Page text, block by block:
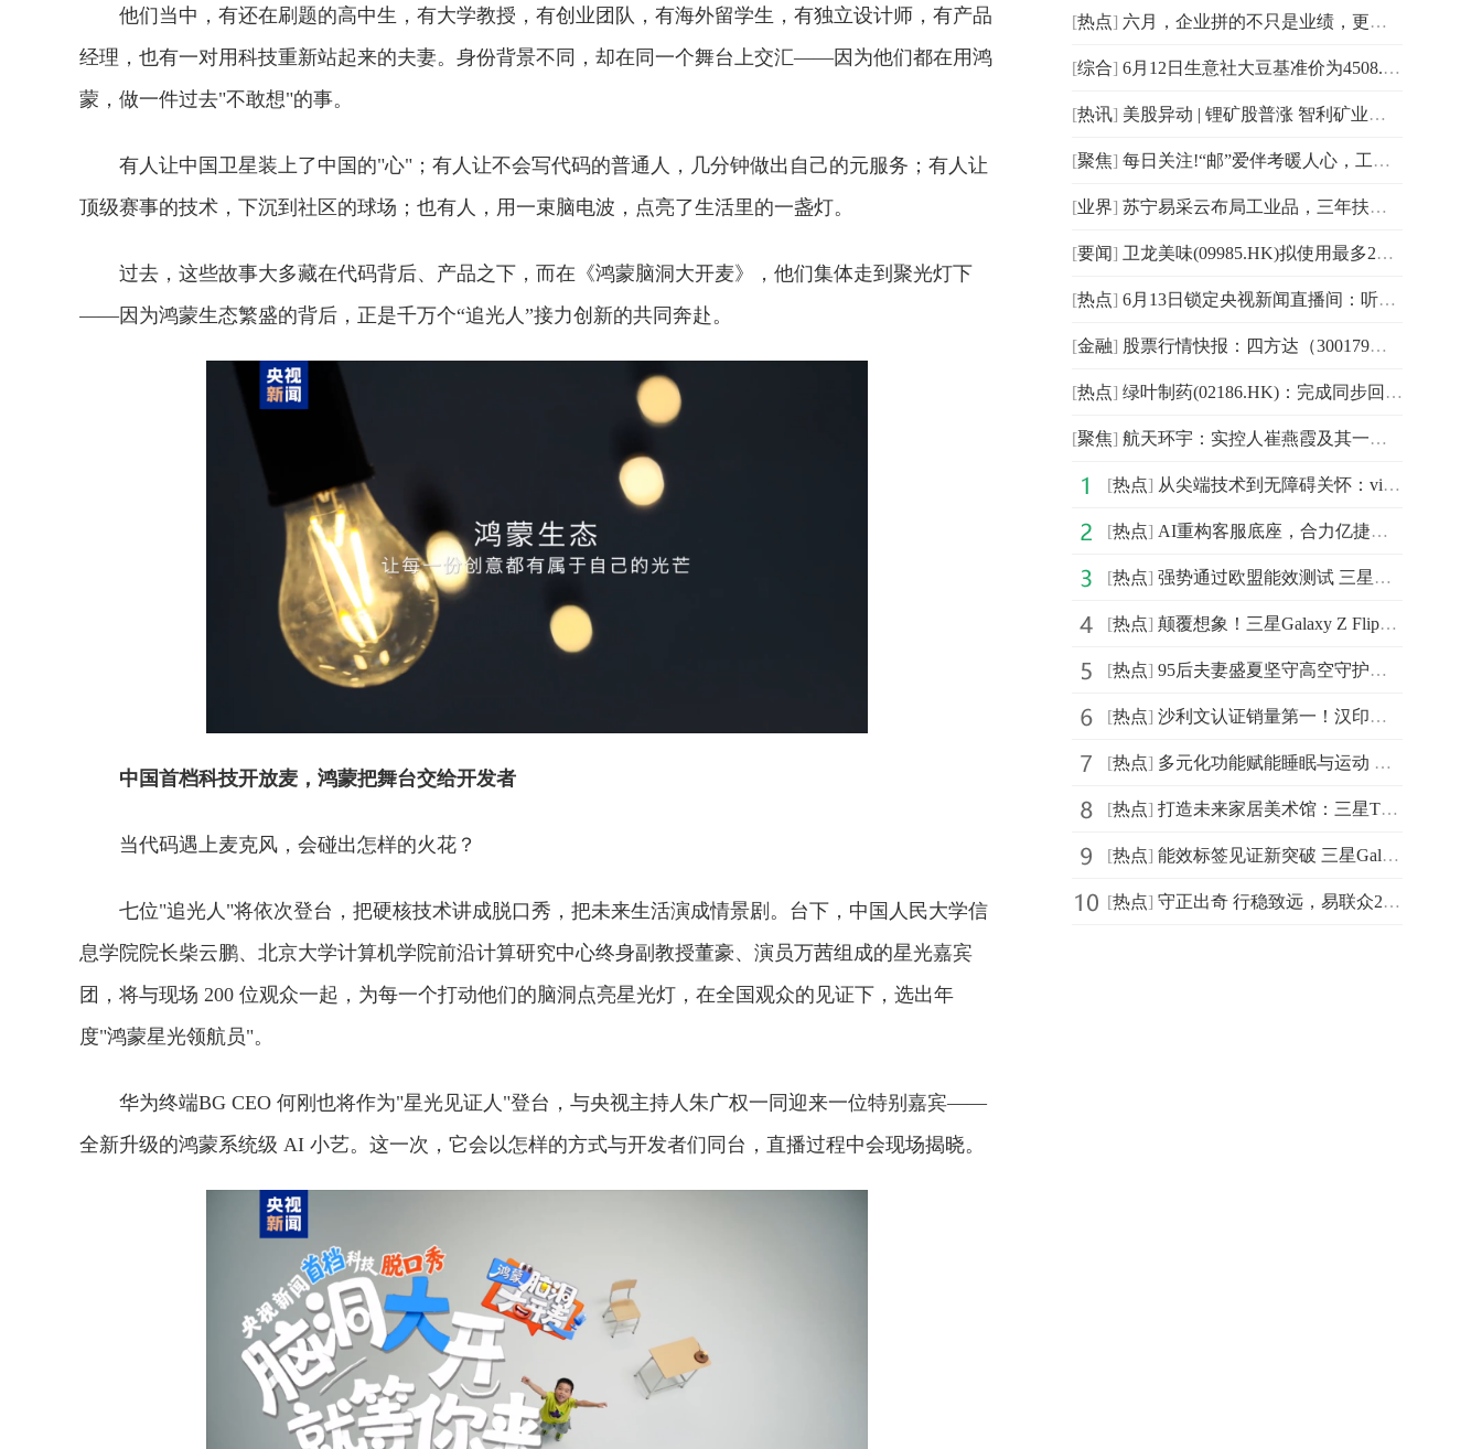
他们当中，有还在刷题的高中生，有大学教授，有创业团队，有海外留学生，有独立设计师，有产品
经理，也有一对用科技重新站起来的夫妻。身份背景不同，却在同一个舞台上交汇——因为他们都在用鸿
蒙，做一件过去"不敢想"的事。
有人让中国卫星装上了中国的"心"；有人让不会写代码的普通人，几分钟做出自己的元服务；有人让
顶级赛事的技术，下沉到社区的球场；也有人，用一束脑电波，点亮了生活里的一盏灯。
过去，这些故事大多藏在代码背后、产品之下，而在《鸿蒙脑洞大开麦》，他们集体走到聚光灯下
——因为鸿蒙生态繁盛的背后，正是千万个“追光人”接力创新的共同奔赴。
中国首档科技开放麦，鸿蒙把舞台交给开发者
当代码遇上麦克风，会碰出怎样的火花？
七位"追光人"将依次登台，把硬核技术讲成脱口秀，把未来生活演成情景剧。台下，中国人民大学信
息学院院长柴云鹏、北京大学计算机学院前沿计算研究中心终身副教授董豪、演员万茜组成的星光嘉宾
团，将与现场 200 位观众一起，为每一个打动他们的脑洞点亮星光灯，在全国观众的见证下，选出年
度"鸿蒙星光领航员"。
华为终端BG CEO 何刚也将作为"星光见证人"登台，与央视主持人朱广权一同迎来一位特别嘉宾——
全新升级的鸿蒙系统级 AI 小艺。这一次，它会以怎样的方式与开发者们同台，直播过程中会现场揭晓。
[热点] 六月，企业拼的不只是业绩，更是组织力的“年中大考”
[综合] 6月12日生意社大豆基准价为4508.00元/吨
[热讯] 美股异动 | 锂矿股普涨 智利矿业化工(SQM.US)涨逾6%-报资讯
[聚焦] 每日关注!“邮”爱伴考暖人心，工会驿站护航逐梦路——邮储银行龙岩市分行暖心助考，展现情怀
[业界] 苏宁易采云布局工业品，三年扶持50个亿元级合作伙伴 每日热闻
[要闻] 卫龙美味(09985.HK)拟使用最多2亿港元购回公司股份
[热点] 6月13日锁定央视新闻直播间：听听开发者的"鸿蒙脑洞大开麦"
[金融] 股票行情快报：四方达（300179）6月11日主力资金净卖出1.19亿元-每日看点
[热点] 绿叶制药(02186.HK)：完成同步回购1.8亿美元6.25%利率2028年到期可转换债券-每日资讯
[聚焦] 航天环宇：实控人崔燕霞及其一致行动人拟减持不超1%公司股份
[热点] 从尖端技术到无障碍关怀：vivo携多项创新成果亮相联通合作伙伴大会
[热点] AI重构客服底座，合力亿捷入选《2025中国企业数智化转型升级服务全景图》
[热点] 强势通过欧盟能效测试 三星Galaxy Z Flip7|Z Flip7 FE耐用性太出色
[热点] 颠覆想象！三星Galaxy Z Flip7灵活拍摄方式让创作更自由、更简单
[热点] 95后夫妻盛夏坚守高空守护万家清凉 京东以旧换新享国补再送外卖券
[热点] 沙利文认证销量第一！汉印便携A4打印机如何引爆新蓝海
[热点] 多元化功能赋能睡眠与运动 三星Galaxy Watch8系列初体验
[热点] 打造未来家居美术馆：三星The Frame画壁艺术电视凭何成为客厅空间主角？
[热点] 能效标签见证新突破 三星Galaxy Z Flip7系列带给用户更安心的体验
[热点] 守正出奇 行稳致远，易联众2025年度年中工作会议顺利召开